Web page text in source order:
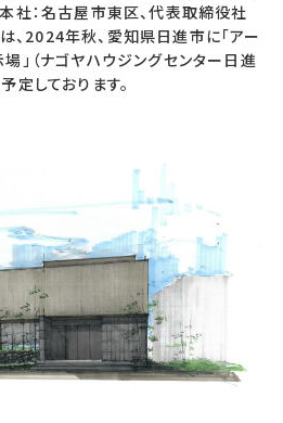
社：名古屋市東区、代表取締役社
は、2024年秋、愛知県日進市に「アー
」（ナゴヤハウジングセンター日進
定しております。